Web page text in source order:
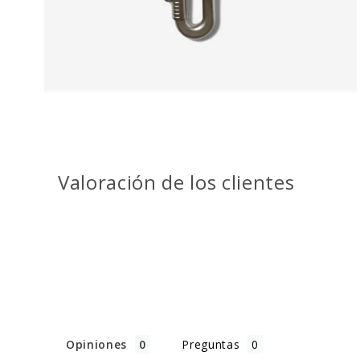
galería
Valoración de los clientes
Opiniones Preguntas